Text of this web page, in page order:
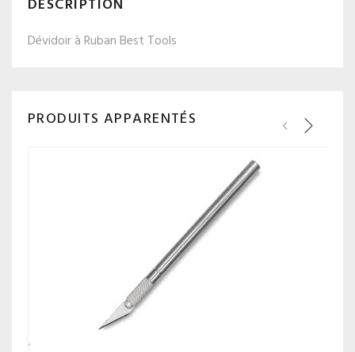
Dévidoir à Ruban Best Tools
PRODUITS APPARENTÉS